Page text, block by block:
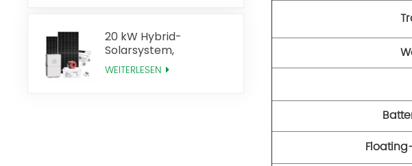
20 kW Hybrid-
Solarsystem,
Solarenergie-
Komplettsystem
WEITERLESEN